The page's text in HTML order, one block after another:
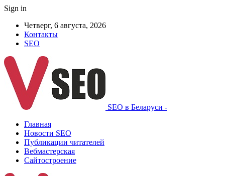
Sign in
Четверг, 6 августа, 2026
Контакты
SEO
SEO в Беларуси -
Главная
Новости SEO
Публикации читателей
Вебмастерская
Сайтостроение